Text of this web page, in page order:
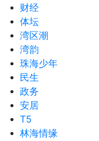
财经
体坛
湾区潮
湾韵
珠海少年
民生
政务
安居
T5
林海情缘